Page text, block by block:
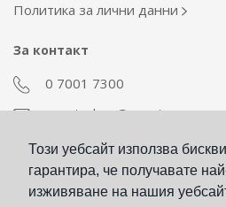
Този уебсайт използва
гарантира, че получавате
изживяване на нашия
Политика за лични данни
За контакт
0 7001 7300
econt_shop@econt.com
Екип Материални ресурси
otdel_mr@econt.com